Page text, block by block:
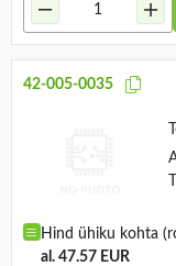
42-005-0035
Hind ühiku kohta
al. 47.57 EUR